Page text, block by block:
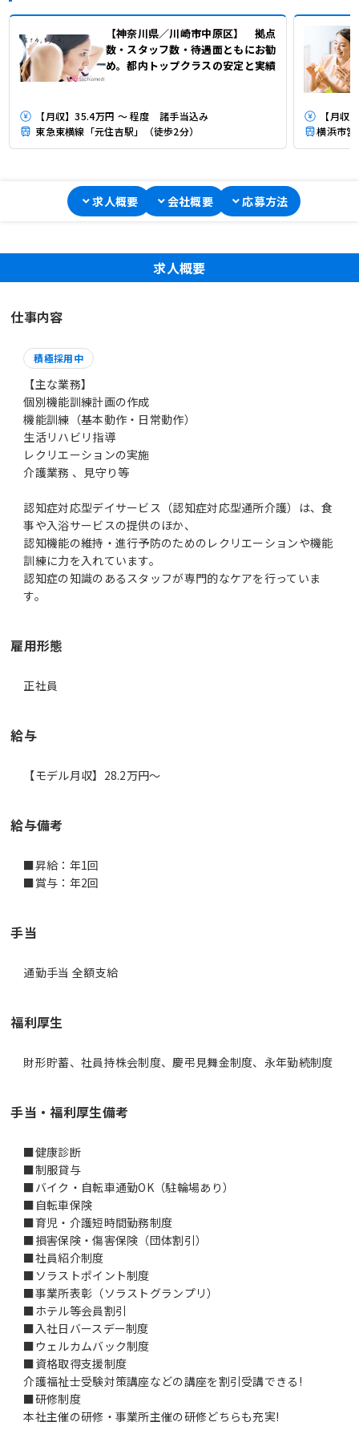
【神奈川県／川崎市中原区】 拠点
数・スタッフ数・待遇面ともにお勧
め。都内トップクラスの安定と実績
【月収】35.4万円 ～ 程度 諸手当込み
東急東横線「元住吉駅」（徒歩2分）
【月収
求人概要 会社概要 応募方法
求人概要
仕事内容
積極採用中
【主な業務】
個別機能訓練計画の作成
機能訓練（基本動作・日常動作）
生活リハビリ指導
レクリエーションの実施
介護業務 、見守り等
認知症対応型デイサービス（認知症対応型通所介護）は、食
事や入浴サービスの提供のほか、
認知機能の維持・進行予防のためのレクリエーションや機能
訓練に力を入れています。
認知症の知識のあるスタッフが専門的なケアを行っていま
す。
雇用形態
正社員
給与
【モデル月収】28.2万円〜
給与備考
■昇給：年1回
■賞与：年2回
手当
通勤手当 全額支給
福利厚生
財形貯蓄、社員持株会制度、慶弔見舞金制度、永年勤続制度
手当・福利厚生備考
■健康診断
■制服貸与
■バイク・自転車通勤OK（駐輪場あり）
■自転車保険
■育児・介護短時間勤務制度
■損害保険・傷害保険（団体割引）
■社員紹介制度
■ソラストポイント制度
■事業所表彰（ソラストグランプリ）
■ホテル等会員割引
■入社日バースデー制度
■ウェルカムバック制度
■資格取得支援制度
介護福祉士受験対策講座などの講座を割引受講できる!
■研修制度
本社主催の研修・事業所主催の研修どちらも充実!